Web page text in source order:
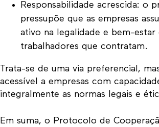
Responsabilidade acrescida: o
pressupõe que as empresas
ativo na legalidade e bem-estar
trabalhadores que contratam.
Trata-se de uma via preferencial,
acessível a empresas com
integralmente as normas legais e
Em suma, o Protocolo de